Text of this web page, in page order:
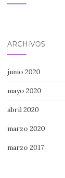
ARCHIVOS
junio 2020
mayo 2020
abril 2020
marzo 2020
marzo 2017